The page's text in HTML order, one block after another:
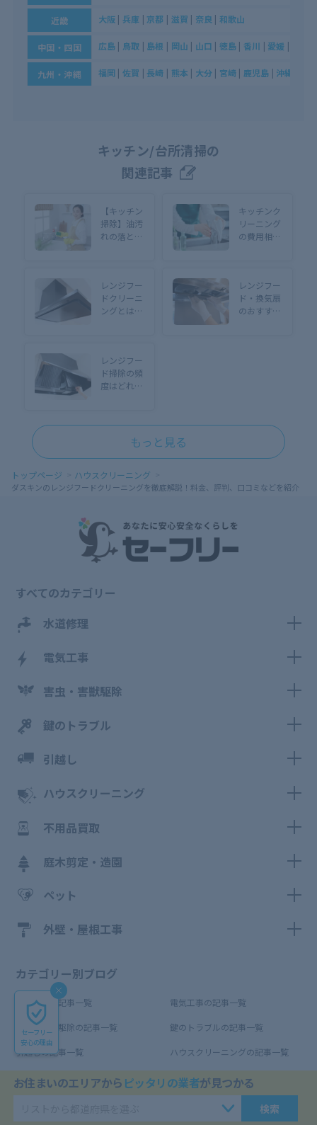
近畿 大阪| 兵庫 |京都 | 滋賀 | 奈良 | 和歌山
中国・四国 広島| 鳥取 | 島根 | 岡山 | 山口 | 徳島|香川 | 愛媛 |
九州・沖縄 福岡|佐賀 | 長崎 | 熊本 | 大分| 宮崎| 鹿児島 | 沖縄
キッチン/台所清掃の
関連記事
【キッチン
掃除】油汚
れの落とし
介
キッチンク
リーニング
の費用相場
の清掃箇所
も解説
レンジフー
ドクリーニ
ングとは？
ス料金まで
徹底解説
レンジフー
ド・換気扇
のおすすめ
レンジフー
ド掃除の頻
度はどれく
な掃除方法
とプロ活用
術を解説もっと見る
お住まいのエリアから ピッタリの業者が見つかる
検索
トップページ ハウスクリーニング
ダスキンのレンジフードクリーニングを徹底解説！料金、評判、口コミなどを紹介
セーフリー
安心の理由
すべてのカテゴリー
水道修理
電気工事
害虫・害獣駆除
鍵のトラブル
引越し
ハウスクリーニング
不用品買取
庭木剪定・造園
ペット
外壁・屋根工事
カテゴリー別ブログ
水道修理の記事一覧 電気工事の記事一覧
害虫・害獣駆除の記事一覧 鍵のトラブルの記事一覧
引越しの記事一覧 ハウスクリーニングの記事一覧
不用品買取の記事一覧 庭木剪定・造園の記事一覧